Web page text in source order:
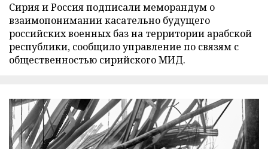
Сирия и Россия подписали меморандум о
взаимопонимании касательно будущего
российских военных баз на территории арабской
республики, сообщило управление по связям с
общественностью сирийского МИД.